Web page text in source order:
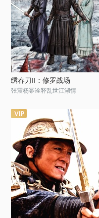
绣春刀II：修罗战场
张震杨幂诠释乱世江湖情